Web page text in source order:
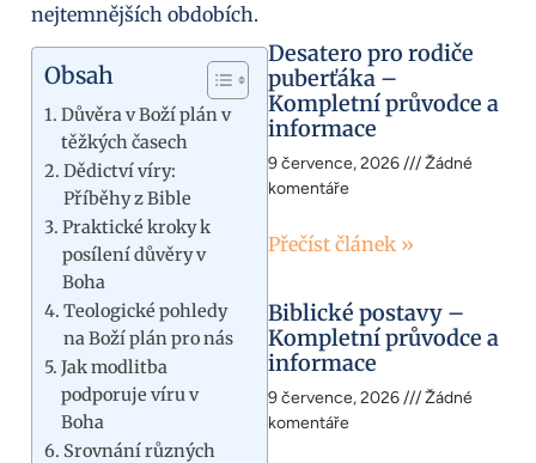
nejtemnějších obdobích.
Obsah
Důvěra v Boží plán v
těžkých časech
Dědictví víry:
Příběhy z Bible
Praktické kroky k
posílení důvěry v
Boha
Teologické pohledy
na Boží plán pro nás
Jak modlitba
podporuje víru v
Boha
Srovnání různých
Desatero pro rodiče
puberťáka –
Kompletní průvodce a
informace
9 července, 2026
Žádné
komentáře
Přečíst článek »
Biblické postavy –
Kompletní průvodce a
informace
9 července, 2026
Žádné
komentáře